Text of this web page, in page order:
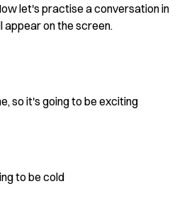
let's practise a conversation in
appear on the screen.
so it's going to be exciting
to be cold